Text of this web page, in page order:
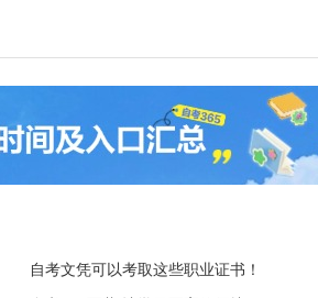
自考文凭可以考取这些职业证书！